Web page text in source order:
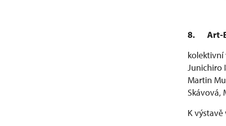
8. Art-
kolektivní
Junichiro
Martin
Skávová,
K